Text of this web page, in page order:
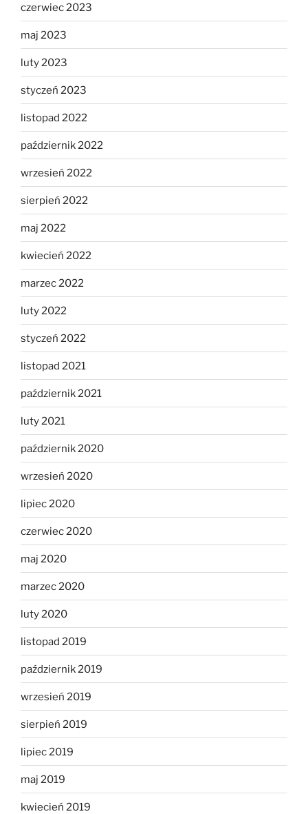
czerwiec 2023
maj 2023
luty 2023
styczeń 2023
listopad 2022
październik 2022
wrzesień 2022
sierpień 2022
maj 2022
kwiecień 2022
marzec 2022
luty 2022
styczeń 2022
listopad 2021
październik 2021
luty 2021
październik 2020
wrzesień 2020
lipiec 2020
czerwiec 2020
maj 2020
marzec 2020
luty 2020
listopad 2019
październik 2019
wrzesień 2019
sierpień 2019
lipiec 2019
maj 2019
kwiecień 2019